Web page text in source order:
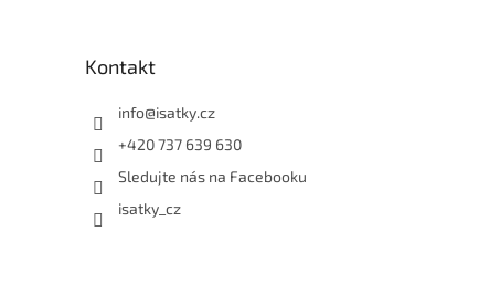
Kontakt
info@isatky.cz
+420 737 639 630
Sledujte nás na Facebooku
isatky_cz